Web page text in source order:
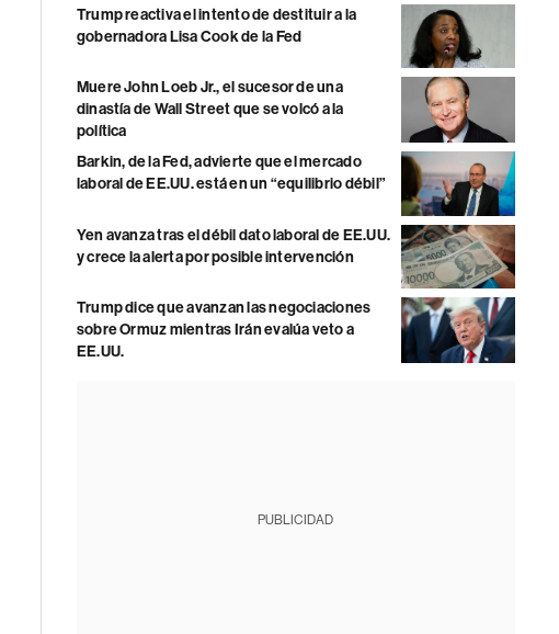
Trump reactiva el intento de destituir a la
gobernadora Lisa Cook de la Fed
Muere John Loeb Jr., el sucesor de una
dinastía de Wall Street que se volcó a la
política
Barkin, de la Fed, advierte que el mercado
laboral de EE.UU. está en un “equilibrio débil”
Yen avanza tras el débil dato laboral de EE.UU.
y crece la alerta por posible intervención
Trump dice que avanzan las negociaciones
sobre Ormuz mientras Irán evalúa veto a
EE.UU.
PUBLICIDAD